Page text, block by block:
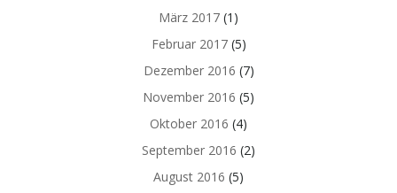
März 2017 (1)
Februar 2017(5)
Dezember 2016 (7)
November 2016 (5)
Oktober 2016 (4)
September 2016 (2)
August 2016 (5)